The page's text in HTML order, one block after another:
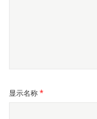
显示名称*